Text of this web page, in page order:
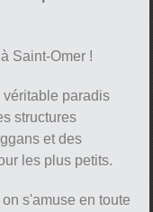
Saint-Omer !
paradis
structures
et des
les plus petits.
s'amuse en toute